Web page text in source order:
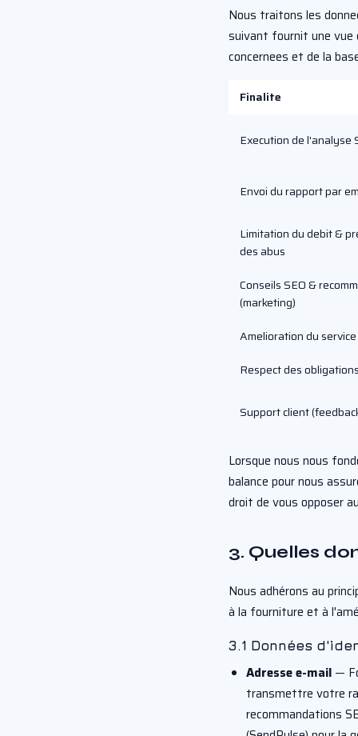
Nous traitons les
suivant fournit une vue
concernees et de la
Finalite
Execution de l'analyse
Envoi du rapport par
Limitation du debit &
des abus
Conseils SEO &
(marketing)
Amelioration du
Respect des
Support client
Lorsque nous nous
balance pour nous
droit de vous opposer
3. Quelles
Nous adhérons au
à la fourniture et à
3.1 Données
Adresse e-mail —
transmettre votre
recommandations